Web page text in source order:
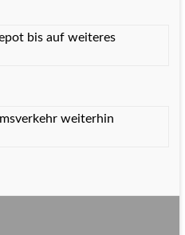
bis auf weiteres
weiterhin